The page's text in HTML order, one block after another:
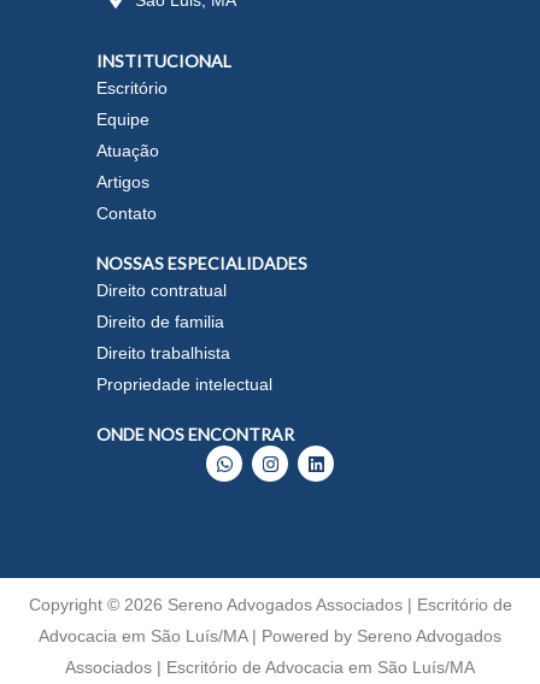
INSTITUCIONAL
Escritório
Equipe
Atuação
Artigos
Contato
NOSSAS ESPECIALIDADES
Direito contratual
Direito de familia
Direito trabalhista
Propriedade intelectual
ONDE NOS ENCONTRAR
W
h
a
p
I
n
s
a
m
L
i
n
n
Copyright © 2026 Sereno Advogados Associados | Escritório de
Advocacia em São Luís/MA | Powered by Sereno Advogados
Associados | Escritório de Advocacia em São Luís/MA